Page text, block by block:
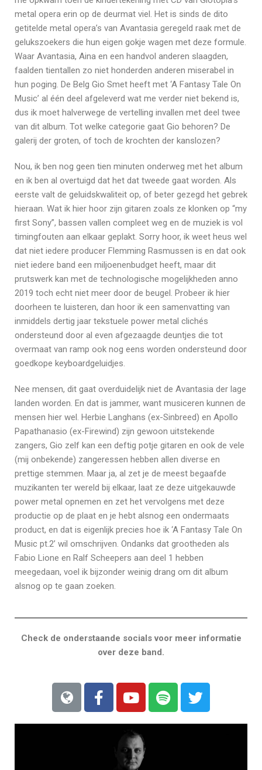
metal opera erin op de deurmat viel. Het is sinds de dito
getitelde metal opera’s van Avantasia geregeld raak met de
gelukszoekers die hun eigen gokje wagen met deze formule.
Waar Avantasia, Aina en een handvol anderen slaagden,
faalden tientallen zo niet honderden anderen miserabel in
hun poging. De Belg Gio Smet heeft met ‘A Fantasy Tale On
Music’ al één deel afgeleverd wat me verder niet bekend is,
dus ik moet halverwege de vertelling invallen met deel twee
van dit album. Tot welke categorie gaat Gio behoren? De
galerij der groten, of toch de krochten der kanslozen?
Nou, ik ben nog geen tien minuten onderweg met het album
en ik ben al overtuigd dat het dat tweede gaat worden. Als
eerste valt de geluidskwaliteit op, of beter gezegd het gebrek
hieraan. Wat ik hier hoor zijn gitaren zoals ze klonken op “my
first Sony”, bassen vallen compleet weg en de muziek is vol
timingfouten aan elkaar geplakt. Sorry hoor, ik weet heus wel
dat niet iedere producer Flemming Rasmussen is en dat ook
niet iedere band een miljoenenbudget heeft, maar dit
prutswerk kan met de technologische mogelijkheden anno
2019 toch echt niet meer door de beugel. Probeer ik hier
doorheen te luisteren, dan hoor ik een samenvatting van
inmiddels dertig jaar tekstuele power metal clichés
ondersteund door al even afgezaagde deuntjes die tot
overmaat van ramp ook nog eens worden ondersteund door
goedkope keyboardgeluidjes.
Nee mensen, dit gaat overduidelijk niet de Avantasia der lage
landen worden. En dat is jammer, want musiceren kunnen de
mensen hier wel. Herbie Langhans (ex-Sinbreed) en Apollo
Papathanasio (ex-Firewind) zijn gewoon uitstekende
zangers, Gio zelf kan een deftig potje gitaren en ook de vele
(mij onbekende) zangeressen hebben allen diverse en
prettige stemmen. Maar ja, al zet je de meest begaafde
muzikanten ter wereld bij elkaar, laat ze deze uitgekauwde
power metal opnemen en zet het vervolgens met deze
productie op de plaat en je hebt alsnog een ondermaats
product, en dat is eigenlijk precies hoe ik ‘A Fantasy Tale On
Music pt.2’ wil omschrijven. Ondanks dat grootheden als
Fabio Lione en Ralf Scheepers aan deel 1 hebben
meegedaan, voel ik bijzonder weinig drang om dit album
alsnog op te gaan zoeken.
Check de onderstaande socials voor meer informatie
over deze band.